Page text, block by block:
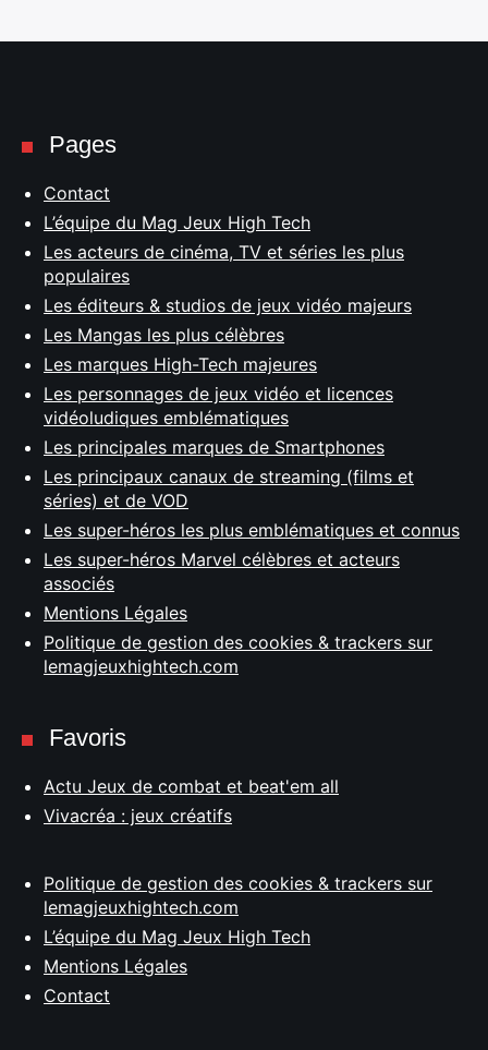
Pages
Contact
L’équipe du Mag Jeux High Tech
Les acteurs de cinéma, TV et séries les plus
populaires
Les éditeurs & studios de jeux vidéo majeurs
Les Mangas les plus célèbres
Les marques High-Tech majeures
Les personnages de jeux vidéo et licences
vidéoludiques emblématiques
Les principales marques de Smartphones
Les principaux canaux de streaming (films et
séries) et de VOD
Les super-héros les plus emblématiques et connus
Les super-héros Marvel célèbres et acteurs
associés
Mentions Légales
Politique de gestion des cookies & trackers sur
lemagjeuxhightech.com
Favoris
Actu Jeux de combat et beat'em all
Vivacréa : jeux créatifs
Politique de gestion des cookies & trackers sur
lemagjeuxhightech.com
L’équipe du Mag Jeux High Tech
Mentions Légales
Contact